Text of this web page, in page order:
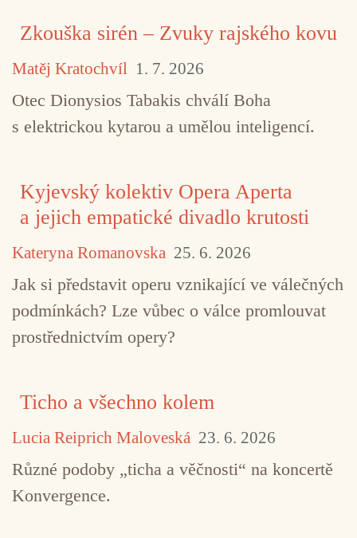
TAGY Clean Feed improvizace Pascal
Zkouška sirén – Zvuky rajského kovu
Matěj Kratochvíl 1. 7. 2026
Otec Dionysios Tabakis chválí Boha
s elektrickou kytarou a umělou inteligencí.
Kyjevský kolektiv Opera Aperta
a jejich empatické divadlo krutosti
Kateryna Romanovska 25. 6. 2026
Jak si představit operu vznikající ve válečných
podmínkách? Lze vůbec o válce promlouvat
prostřednictvím opery?
Ticho a všechno kolem
Lucia Reiprich Maloveská 23. 6. 2026
Různé podoby „ticha a věčnosti“ na koncertě
Konvergence.